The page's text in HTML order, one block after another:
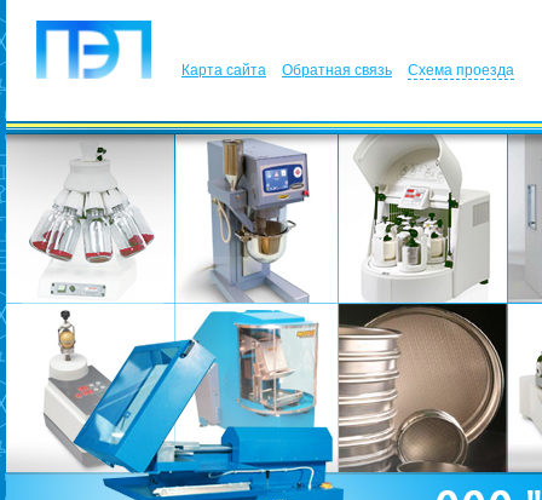
Карта сайта Обратная связь Схема проезда